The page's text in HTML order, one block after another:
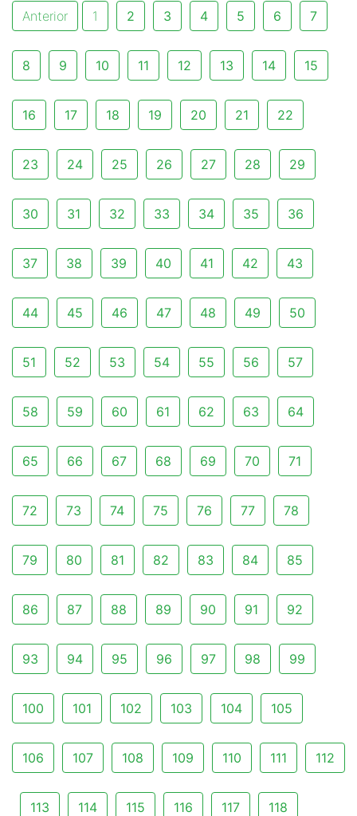
Anterior 1 2 3 4 5 6 7
8 9 10 11 12 13 14 15
16 17 18 19 20 21 22
23 24 25 26 27 28 29
30 31 32 33 34 35 36
37 38 39 40 41 42 43
44 45 46 47 48 49 50
51 52 53 54 55 56 57
58 59 60 61 62 63 64
65 66 67 68 69 70 71
72 73 74 75 76 77 78
79 80 81 82 83 84 85
86 87 88 89 90 91 92
93 94 95 96 97 98 99
100 101 102 103 104 105
106 107 108 109 110 111 112
113 114 115 116 117 118